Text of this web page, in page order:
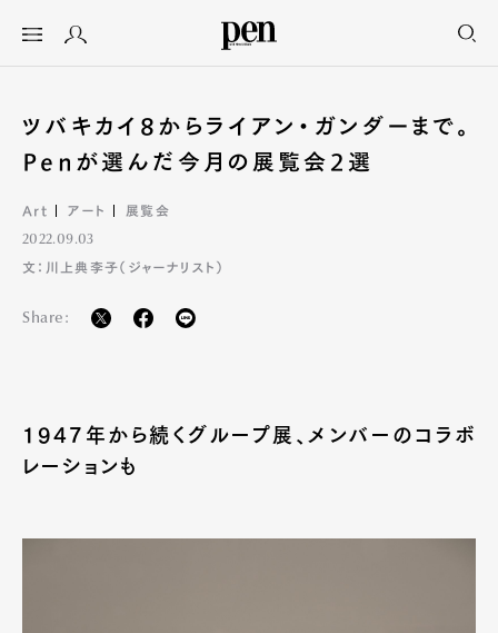
ツバキカイ8からライアン・ガンダーまで。
Penが選んだ今月の展覧会2選
Art アート 展覧会
2022.09.03
文：川上典李子（ジャーナリスト）
Share:
1947年から続くグループ展、メンバーのコラボ
レーションも